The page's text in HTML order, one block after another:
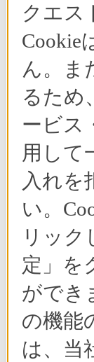
クエス
Cookie
ん。ま
るため
ービス
用して
入れを
い。
リック
定」を
ができ
の機能
は、当